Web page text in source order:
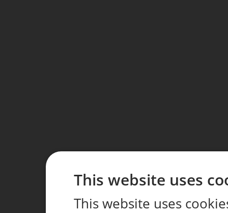
This website uses
This website uses